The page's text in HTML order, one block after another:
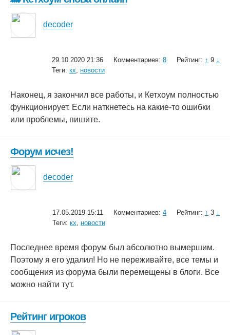
decoder
29.10.2020 21:36 Комментариев: 8 Рейтинг: ↑ 9 ↓
Теги: кх, новости
Наконец, я закончил все работы, и Кетхоум полностью
функционирует. Если наткнетесь на какие-то ошибки
или проблемы, пишите.
Форум исчез!
decoder
17.05.2019 15:11 Комментариев: 4 Рейтинг: ↑ 3 ↓
Теги: кх, новости
Последнее время форум был абсолютно вымершим.
Поэтому я его удалил! Но не переживайте, все темы и
сообщения из форума были перемещены в блоги. Все
можно найти тут.
Рейтинг игроков